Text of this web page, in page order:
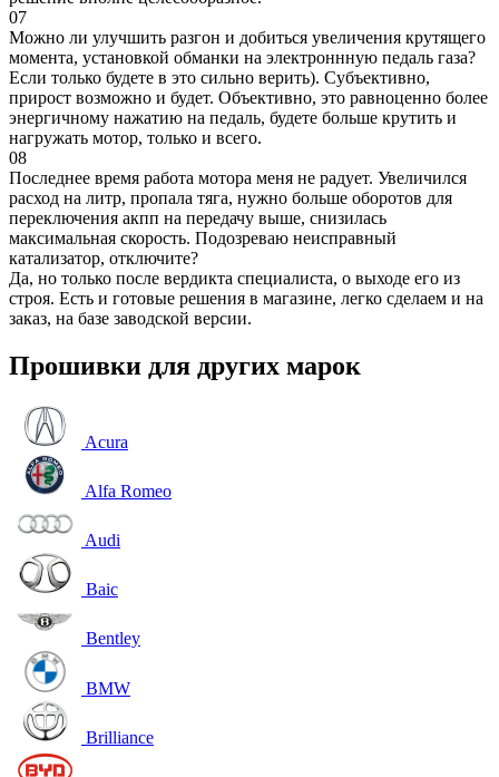
07
Можно ли улучшить разгон и добиться увеличения крутящего
момента, установкой обманки на электроннную педаль газа?
Если только будете в это сильно верить). Субъективно,
прирост возможно и будет. Объективно, это равноценно более
энергичному нажатию на педаль, будете больше крутить и
нагружать мотор, только и всего.
08
Последнее время работа мотора меня не радует. Увеличился
расход на литр, пропала тяга, нужно больше оборотов для
переключения акпп на передачу выше, снизилась
максимальная скорость. Подозреваю неисправный
катализатор, отключите?
Да, но только после вердикта специалиста, о выходе его из
строя. Есть и готовые решения в магазине, легко сделаем и на
заказ, на базе заводской версии.
Прошивки для других марок
Acura
Alfa Romeo
Audi
Baic
Bentley
BMW
Brilliance